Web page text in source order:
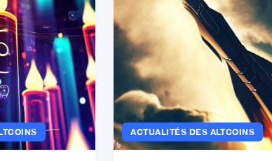
ACTUALITÉS DES ALTCOINS